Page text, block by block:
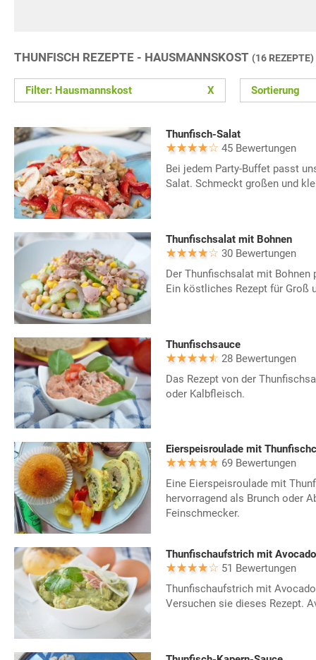
THUNFISCH REZEPTE - HAUSMANNSKOST (16 REZEPTE)
Filter: Hausmannskost X Sortierung
Thunfisch-Salat
45 Bewertungen
Bei jedem Party-Buffet passt
Salat. Schmeckt großen und
Thunfischsalat mit Bohnen
30 Bewertungen
Der Thunfischsalat mit
Ein köstliches Rezept für Groß
Thunfischsauce
28 Bewertungen
Das Rezept von der
oder Kalbfleisch.
Eierspeisroulade mit
69 Bewertungen
Eine Eierspeisroulade mit
hervorragend als Brunch oder
Feinschmecker.
Thunfischaufstrich mit Avocado
51 Bewertungen
Thunfischaufstrich mit
Versuchen sie dieses Rezept.